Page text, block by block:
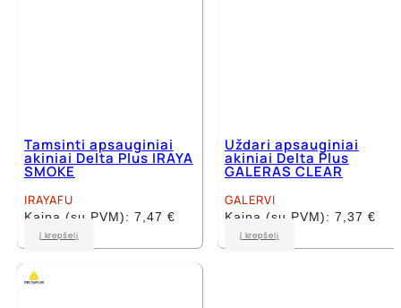
Tamsinti apsauginiai
akiniai Delta Plus IRAYA
SMOKE
IRAYAFU
Kaina (su PVM): 7,47 €
Į krepšelį
Uždari apsauginiai
akiniai Delta Plus
GALERAS CLEAR
GALERVI
Kaina (su PVM): 7,37 €
Į krepšelį